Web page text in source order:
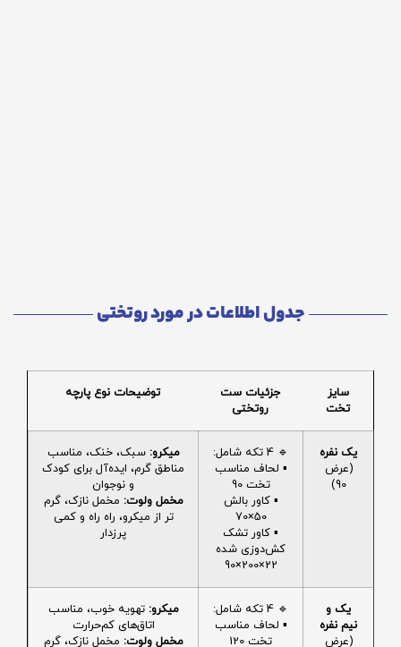
جدول اطلاعات در مورد روتختی
سایز
تخت
جزئیات ست
روتختی
توضیحات نوع پارچه
یک نفره
(عرض
90)
🔹 4 تکه شامل:
▪️ لحاف مناسب
تخت 90
▪️ کاور بالش
50×70
▪️ کاور تشک
کش‌دوزی شده
22×200×90
میکرو: سبک، خنک، مناسب
مناطق گرم، ایده‌آل برای کودک
و نوجوان
مخمل ولوت: مخمل نازک، گرم
تر از میکرو، راه راه و کمی
پرزدار
یک و
نیم نفره
(عرض
🔹 4 تکه شامل:
▪️ لحاف مناسب
تخت 120
میکرو: تهویه خوب، مناسب
اتاق‌های کم‌حرارت
مخمل ولوت: مخمل نازک، گرم